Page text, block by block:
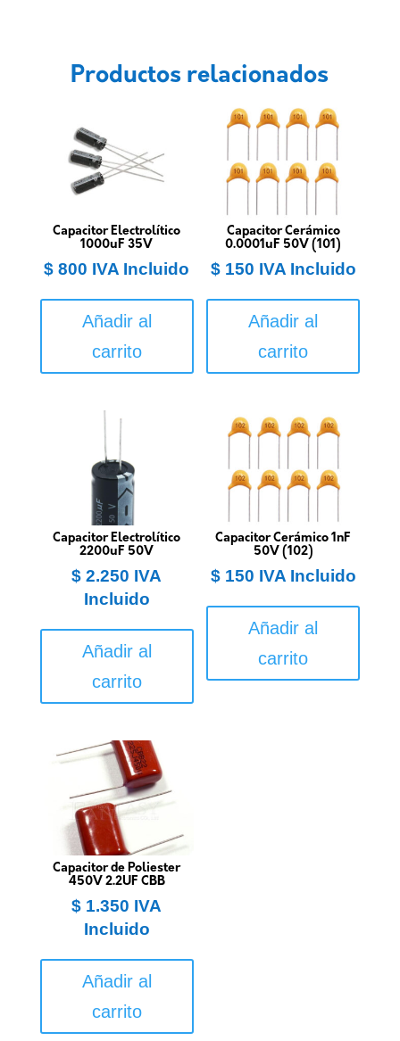
Productos relacionados
Capacitor Electrolítico
1000uF 35V
$ 800 IVA Incluido
Añadir al
carrito
Capacitor Cerámico
0.0001uF 50V (101)
$150 IVA Incluido
Añadir al
carrito
Capacitor Electrolítico
2200uF 50V
$ 2.250 IVA
Incluido
Añadir al
carrito
Capacitor Cerámico 1nF
50V (102)
$150 IVA Incluido
Añadir al
carrito
Capacitor de Poliester
450V 2.2UF CBB
$ 1.350 IVA
Incluido
Añadir al
carrito